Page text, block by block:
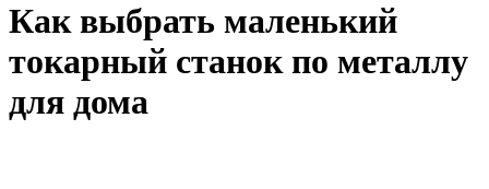
Как выбрать маленький
токарный станок по металлу
для дома